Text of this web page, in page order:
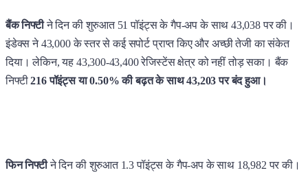
बैंक निफ्टीने दिन की शुरुआत 51 पॉइंट्स के गैप-अप के साथ 43,038 पर की।
इंडेक्स ने 43,000 के स्तर से कई सपोर्ट प्राप्त किए और अच्छी तेजी का संकेत
दिया। लेकिन, यह 43,300-43,400 रेजिस्टेंस क्षेत्र को नहीं तोड़ सका। बैंक
निफ्टी216 पॉइंट्स या 0.50% की बढ़त के साथ 43,203 पर बंद हुआ।
फिन निफ्टीने दिन की शुरुआत 1.3 पॉइंट्स के गैप-अप के साथ 18,982 पर की।